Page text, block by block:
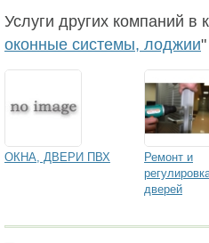
Услуги других компаний в
оконные системы, лоджии
ОКНА, ДВЕРИ ПВХ
Ремонт и
дверей